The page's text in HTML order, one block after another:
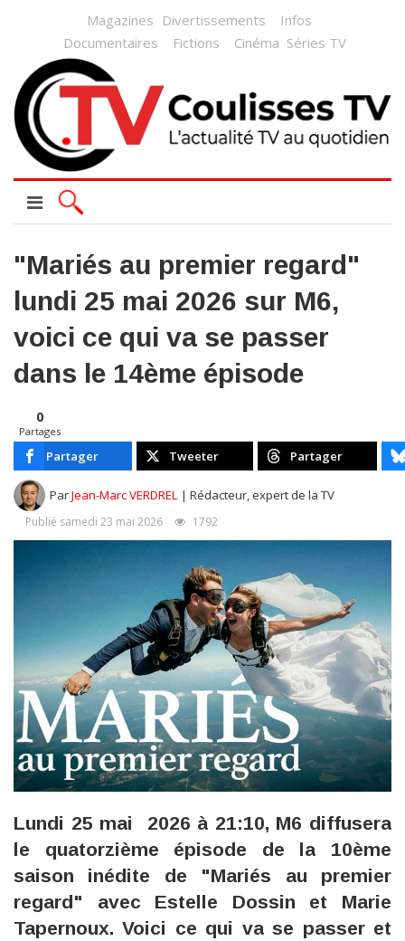
Magazines Divertissements
Infos
Documentaires
Fictions Cinéma Séries TV
"Mariés au premier regard"
lundi 25 mai 2026 sur M6,
voici ce qui va se passer
dans le 14ème épisode
0
Partages
Partager Tweeter Partager
ParJean-Marc VERDREL | Rédacteur, expert de la TV
Publié samedi 23 mai 2026 1792
Lundi 25 mai 2026 à 21:10, M6 diffusera
le quatorzième épisode de la 10ème
saison inédite de "Mariés au premier
regard" avec Estelle Dossin et Marie
Tapernoux. Voici ce qui va se passer et